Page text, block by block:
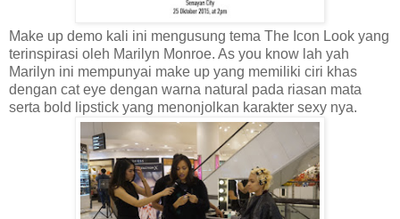
Make up demo kali ini mengusung tema The Icon Look yang
terinspirasi oleh Marilyn Monroe. As you know lah yah
Marilyn ini mempunyai make up yang memiliki ciri khas
dengan cat eye dengan warna natural pada riasan mata
serta bold lipstick yang menonjolkan karakter sexy nya.